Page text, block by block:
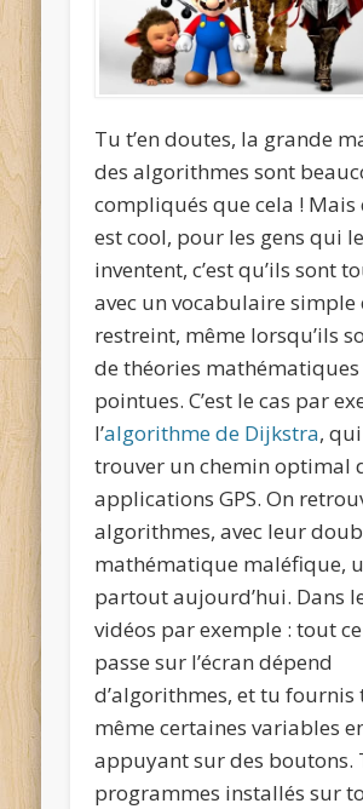
Tu t’en doutes, la grande
des algorithmes sont
compliqués que cela ! Mais
est cool, pour les gens qui
inventent, c’est qu’ils sont
avec un vocabulaire simple
restreint, même lorsqu’ils
de théories mathématiques
pointues. C’est le cas par
l’algorithme de Dijkstra,
trouver un chemin optimal
applications GPS. On
algorithmes, avec leur
mathématique maléfique,
partout aujourd’hui. Dans
vidéos par exemple : tout
passe sur l’écran dépend
d’algorithmes, et tu fournis
même certaines variables
appuyant sur des boutons.
programmes installés sur